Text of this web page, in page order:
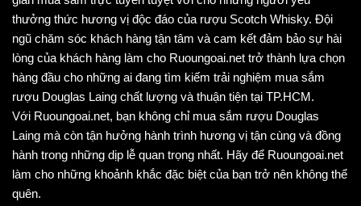
thưởng thức hương vị độc đáo của rượu Scotch Whisky. Đội
ngũ chăm sóc khách hàng tận tâm và cam kết đảm bảo sự hài
lòng của khách hàng làm cho Ruoungoai.net trở thành lựa chọn
hàng đầu cho những ai đang tìm kiếm trải nghiệm mua sắm
rượu Douglas Laing chất lượng và thuận tiện tại TP.HCM.
Với Ruoungoai.net, bạn không chỉ mua sắm rượu Douglas
Laing mà còn tận hưởng hành trình hương vị tận cùng và đồng
hành trong những dịp lễ quan trọng nhất. Hãy để Ruoungoai.net
làm cho những khoảnh khắc đặc biệt của bạn trở nên không thể
quên.